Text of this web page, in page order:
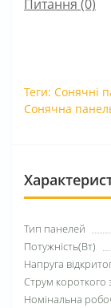
Питання (0)
Теги: Сонячні
Сонячна
Тип панелей
Потужність(Вт)
Напруга
Струм короткого
Номінальна